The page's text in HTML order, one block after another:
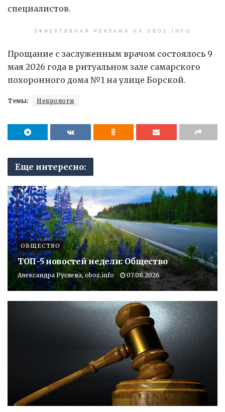
специалистов.
ЭФФЕКТИВНАЯ РЕКЛАМА НА OBOZ.INFO
Прощание с заслуженным врачом состоялось 9
мая 2026 года в ритуальном зале самарского
похоронного дома №1 на улице Борской.
Темы: Некрологи
Еще интересно:
ОБЩЕСТВО
ТОП-5 новостей недели: Общество
Александра Русяева, oboz.info 07.08.2026